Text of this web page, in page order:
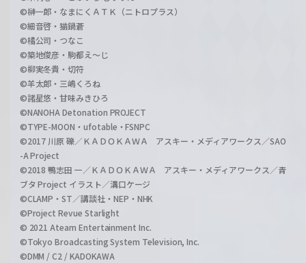
©榊一郎・なまにくＡＴＫ（ニトロプラス）
©細音啓・猫鍋蒼
©橘公司・つなこ
©築地俊彦・駒都え～じ
©柳実冬貴・切符
©羊太郎・三嶋くろね
©諸星悠・甘味みきひろ
©NANOHA Detonation PROJECT
©TYPE-MOON・ufotable・FSNPC
©2017 川原 礫／ＫＡＤＯＫＡＷＡ アスキー・メディアワークス／SAO
-A Project
©2018 鴨志田 一／ＫＡＤＯＫＡＷＡ アスキー・メディアワークス／青
ブタ Project イラスト／溝口ケージ
©CLAMP・ST／講談社・NEP・NHK
©Project Revue Starlight
© 2021 Ateam Entertainment Inc.
©Tokyo Broadcasting System Television, Inc.
©DMM / C2 / KADOKAWA